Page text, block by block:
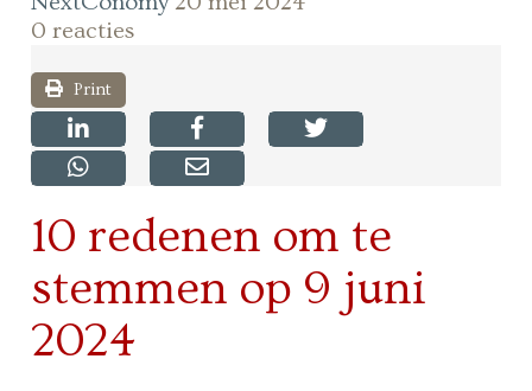
0 reacties
Print
10 redenen om te
stemmen op 9 juni
2024